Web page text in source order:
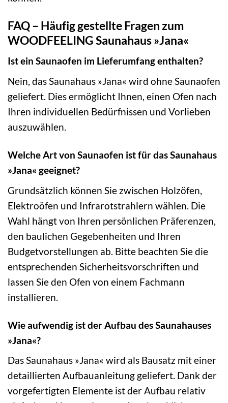
FAQ – Häufig gestellte Fragen zum
WOODFEELING Saunahaus »Jana«
Ist ein Saunaofen im Lieferumfang enthalten?
Nein, das Saunahaus »Jana« wird ohne Saunaofen
geliefert. Dies ermöglicht Ihnen, einen Ofen nach
Ihren individuellen Bedürfnissen und Vorlieben
auszuwählen.
Welche Art von Saunaofen ist für das Saunahaus
»Jana« geeignet?
Grundsätzlich können Sie zwischen Holzöfen,
Elektroöfen und Infrarotstrahlern wählen. Die
Wahl hängt von Ihren persönlichen Präferenzen,
den baulichen Gegebenheiten und Ihren
Budgetvorstellungen ab. Bitte beachten Sie die
entsprechenden Sicherheitsvorschriften und
lassen Sie den Ofen von einem Fachmann
installieren.
Wie aufwendig ist der Aufbau des Saunahauses
»Jana«?
Das Saunahaus »Jana« wird als Bausatz mit einer
detaillierten Aufbauanleitung geliefert. Dank der
vorgefertigten Elemente ist der Aufbau relativ